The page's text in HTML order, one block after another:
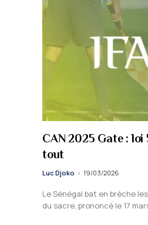
CAN 2025 Gate : loi
tout
Luc Djoko 19/03/2026
Le Sénégal bat en brèche
du sacre, prononcé le 17